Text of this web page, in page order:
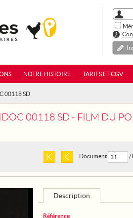
NOTRE HISTOIRE TARIFS ET CGV
00118 SD
00118 SD - FILM DU
Document /
Description
Référence